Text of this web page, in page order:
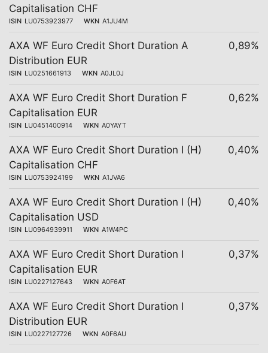
Capitalisation CHF
ISIN LU0753923977 WKN A1JU4M
AXA WF Euro Credit Short Duration A
Distribution EUR
ISIN LU0251661913 WKN A0JL0J
0,89%
AXA WF Euro Credit Short Duration F
Capitalisation EUR
ISIN LU0451400914 WKN A0YAYT
0,62%
AXA WF Euro Credit Short Duration I (H)
Capitalisation CHF
ISIN LU0753924199 WKN A1JVA6
0,40%
AXA WF Euro Credit Short Duration I (H)
Capitalisation USD
ISIN LU0964939911 WKN A1W4PC
0,40%
AXA WF Euro Credit Short Duration I
Capitalisation EUR
ISIN LU0227127643 WKN A0F6AT
0,37%
AXA WF Euro Credit Short Duration I
Distribution EUR
ISIN LU0227127726 WKN A0F6AU
0,37%